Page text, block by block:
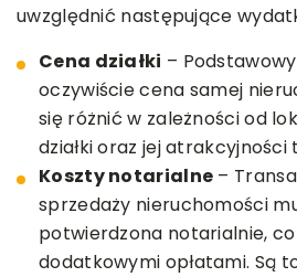
uwzględnić następujące
Cena działki –
oczywiście cena samej
się różnić w zależności od
działki oraz jej atrakcyjności
Koszty notarialne –
sprzedaży nieruchomości
potwierdzona notarialnie, co
dodatkowymi opłatami. Są